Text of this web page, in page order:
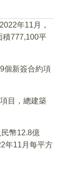
年11月，
積777,100平
個新簽合約項
目，總建築
幣12.8億
年11月每平方